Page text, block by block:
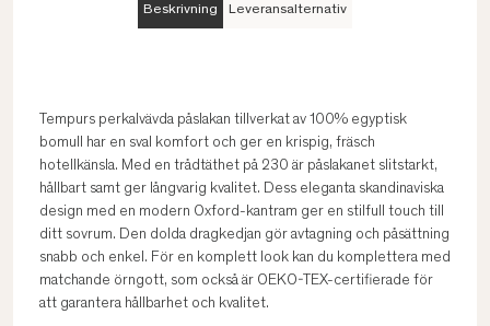
Beskrivning Leveransalternativ
Tempurs perkalvävda påslakan tillverkat av 100% egyptisk
bomull har en sval komfort och ger en krispig, fräsch
hotellkänsla. Med en trådtäthet på 230 är påslakanet slitstarkt,
hållbart samt ger långvarig kvalitet. Dess eleganta skandinaviska
design med en modern Oxford-kantram ger en stilfull touch till
ditt sovrum. Den dolda dragkedjan gör avtagning och påsättning
snabb och enkel. För en komplett look kan du komplettera med
matchande örngott, som också är OEKO-TEX-certifierade för
att garantera hållbarhet och kvalitet.